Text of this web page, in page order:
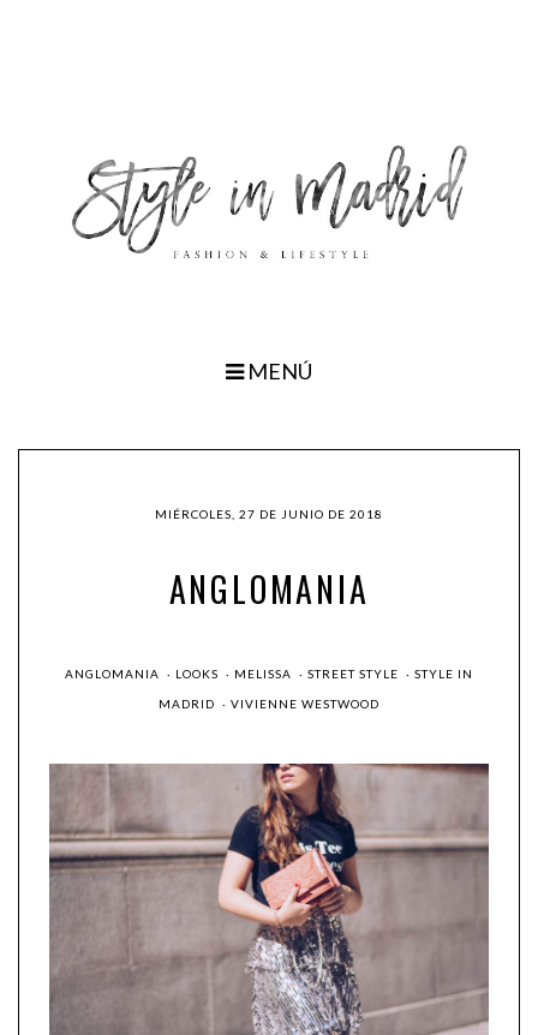
MENÚ
MIÉRCOLES, 27 DE JUNIO DE 2018
ANGLOMANIA
ANGLOMANIA · LOOKS · MELISSA · STREET STYLE · STYLE IN
MADRID · VIVIENNE WESTWOOD